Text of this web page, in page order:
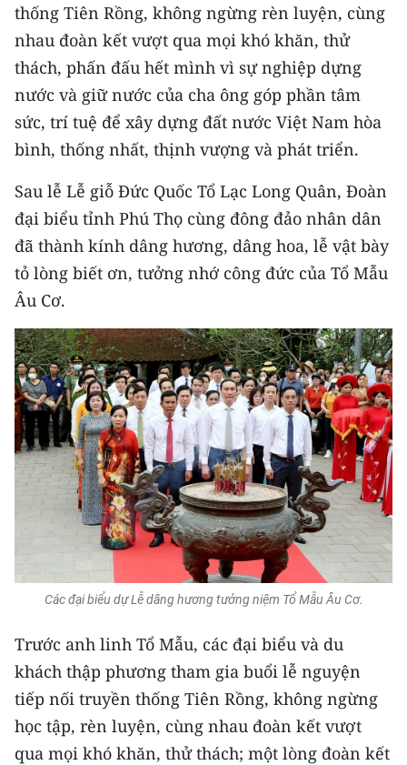
Media Thể thao
Media Giáo dục
Media Y tế
Media Khoa học - Công nghệ
Ảnh
Infographic
TIN MỚI
TIN ĐỊA PHƯƠNG
Trung du và miền núi phía Bắc
Đồng bằng sông Hồng
Bắc Trung Bộ
Duyên hải Nam Trung Bộ và Tây
Nguyên
Đông Nam Bộ
Chuyên trang Hà Nội
Chuyên trang TP. Hồ Chí Minh
CHUYÊN ĐỀ
thống Tiên Rồng, không ngừng rèn luyện, cùng
nhau đoàn kết vượt qua mọi khó khăn, thử
thách, phấn đấu hết mình vì sự nghiệp dựng
nước và giữ nước của cha ông góp phần tâm
sức, trí tuệ để xây dựng đất nước Việt Nam hòa
bình, thống nhất, thịnh vượng và phát triển.
Sau lễ Lễ giỗ Đức Quốc Tổ Lạc Long Quân, Đoàn
đại biểu tỉnh Phú Thọ cùng đông đảo nhân dân
đã thành kính dâng hương, dâng hoa, lễ vật bày
tỏ lòng biết ơn, tưởng nhớ công đức của Tổ Mẫu
Âu Cơ.
Các đại biểu dự Lễ dâng hương tưởng niệm Tổ Mẫu Âu Cơ.
Trước anh linh Tổ Mẫu, các đại biểu và du
khách thập phương tham gia buổi lễ nguyện
tiếp nối truyền thống Tiên Rồng, không ngừng
học tập, rèn luyện, cùng nhau đoàn kết vượt
qua mọi khó khăn, thử thách; một lòng đoàn kết